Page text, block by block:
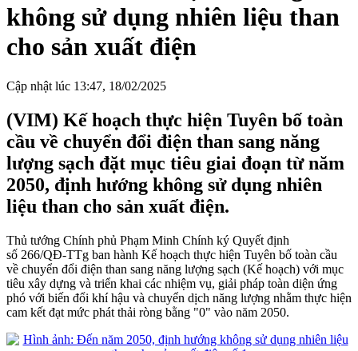
không sử dụng nhiên liệu than
cho sản xuất điện
Cập nhật lúc 13:47, 18/02/2025
(VIM) Kế hoạch thực hiện Tuyên bố toàn
cầu về chuyển đổi điện than sang năng
lượng sạch đặt mục tiêu giai đoạn từ năm
2050, định hướng không sử dụng nhiên
liệu than cho sản xuất điện.
Thủ tướng Chính phủ Phạm Minh Chính ký Quyết định
số 266/QĐ-TTg ban hành Kế hoạch thực hiện Tuyên bố toàn cầu
về chuyển đổi điện than sang năng lượng sạch (Kế hoạch) với mục
tiêu xây dựng và triển khai các nhiệm vụ, giải pháp toàn diện ứng
phó với biến đổi khí hậu và chuyển dịch năng lượng nhằm thực hiện
cam kết đạt mức phát thải ròng bằng "0" vào năm 2050.